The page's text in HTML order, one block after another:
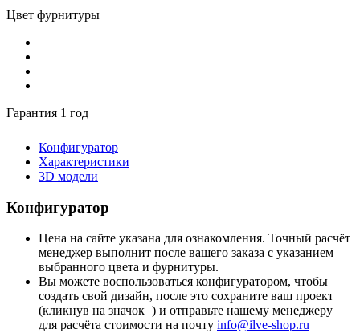
Цвет фурнитуры
Гарантия 1 год
Конфигуратор
Характеристики
3D модели
Конфигуратор
Цена на сайте указана для ознакомления. Точный расчёт
менеджер выполнит после вашего заказа с указанием
выбранного цвета и фурнитуры.
Вы можете воспользоваться конфигуратором, чтобы
создать свой дизайн, после это сохраните ваш проект
(кликнув на значок ) и отправьте нашему менеджеру
для расчёта стоимости на почту info@ilve-shop.ru